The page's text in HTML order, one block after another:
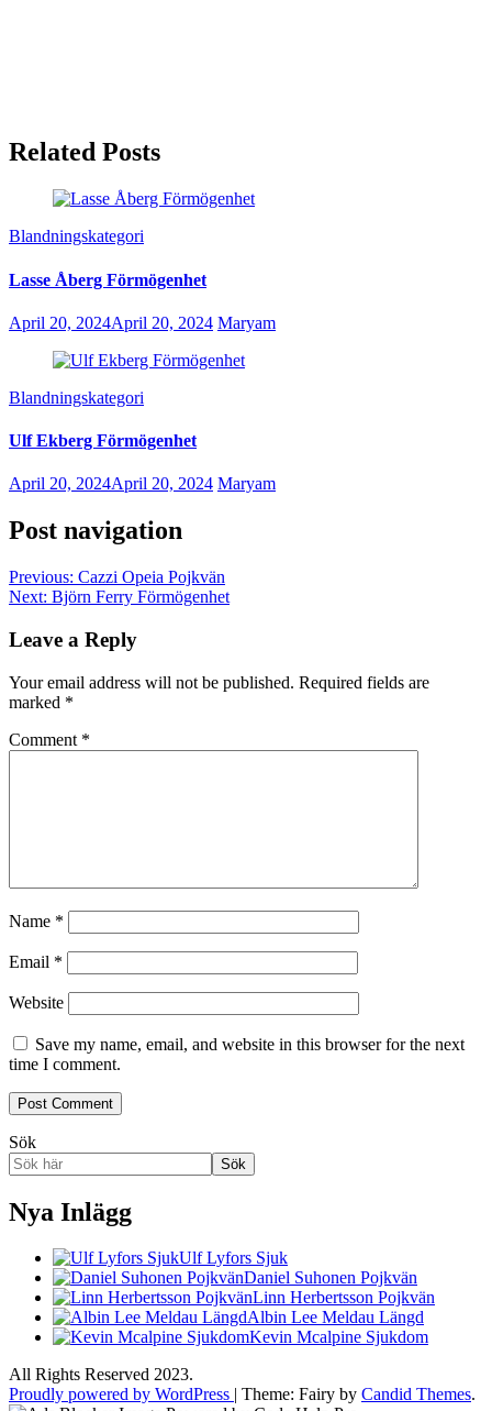
Related Posts
Blandningskategori
Lasse Åberg Förmögenhet
April 20, 2024April 20, 2024 Maryam
Blandningskategori
Ulf Ekberg Förmögenhet
April 20, 2024April 20, 2024 Maryam
Post navigation
Previous: Cazzi Opeia Pojkvän
Next: Björn Ferry Förmögenhet
Leave a Reply
Your email address will not be published. Required fields are
marked *
Comment *
Name *
Email *
Website
Save my name, email, and website in this browser for the next
time I comment.
Sök
Sök
Nya Inlägg
Ulf Lyfors Sjuk
Daniel Suhonen Pojkvän
Linn Herbertsson Pojkvän
Albin Lee Meldau Längd
Kevin Mcalpine Sjukdom
All Rights Reserved 2023.
Proudly powered by WordPress | Theme: Fairy by Candid Themes.